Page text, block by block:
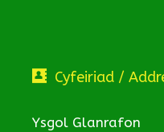
Cyfeiriad /
Ysgol Glanrafon